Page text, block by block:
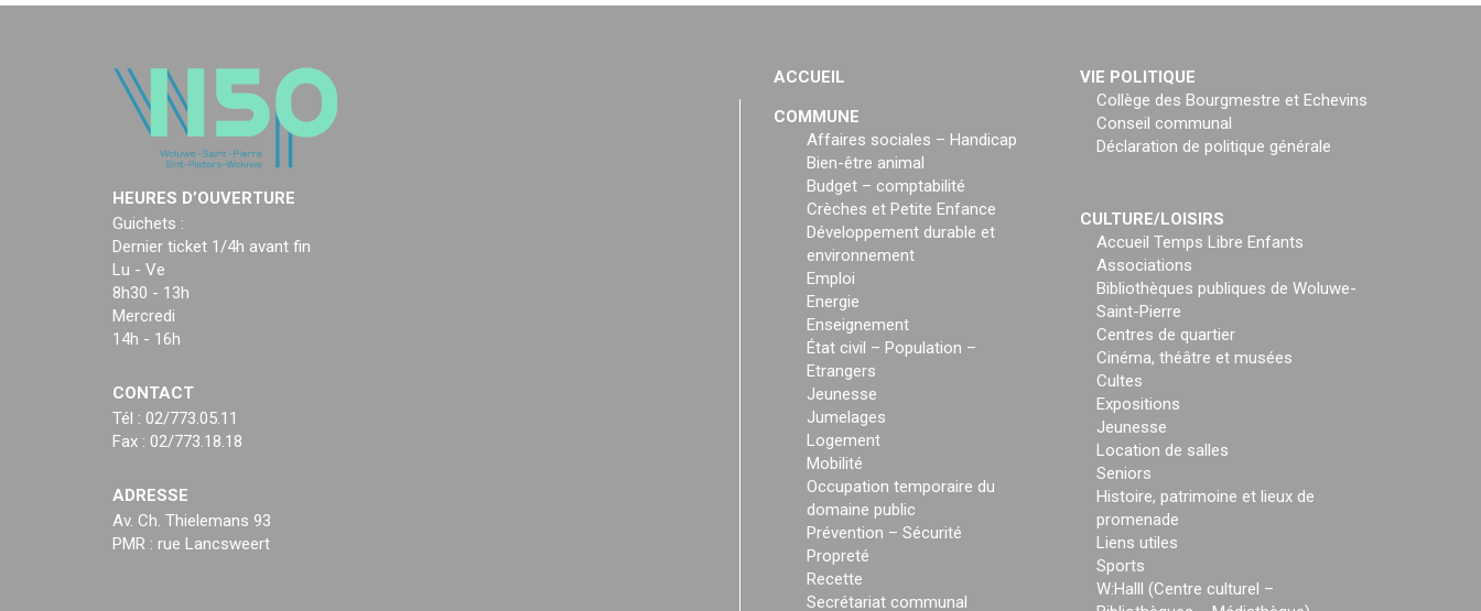
HEURES D’OUVERTURE
Guichets :
Dernier ticket 1/4h avant fin
Lu - Ve
8h30 - 13h
Mercredi
14h - 16h
CONTACT
Tél : 02/773.05.11
Fax : 02/773.18.18
ADRESSE
Av. Ch. Thielemans 93
PMR : rue Lancsweert
ACCUEIL
COMMUNE
Affaires sociales – Handicap
Bien-être animal
Budget – comptabilité
Crèches et Petite Enfance
Développement durable et
environnement
Emploi
Energie
Enseignement
État civil – Population –
Etrangers
Jeunesse
Jumelages
Logement
Mobilité
Occupation temporaire du
domaine public
Prévention – Sécurité
Propreté
Recette
Secrétariat communal
VIE POLITIQUE
Collège des Bourgmestre et Echevins
Conseil communal
Déclaration de politique générale
CULTURE/LOISIRS
Accueil Temps Libre Enfants
Associations
Bibliothèques publiques de Woluwe-
Saint-Pierre
Centres de quartier
Cinéma, théâtre et musées
Cultes
Expositions
Jeunesse
Location de salles
Seniors
Histoire, patrimoine et lieux de
promenade
Liens utiles
Sports
W:Halll (Centre culturel –